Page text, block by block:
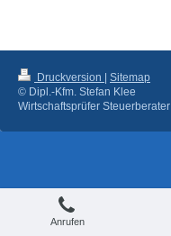
Druckversion | Sitemap
© Dipl.-Kfm. Stefan Klee
Wirtschaftsprüfer Steuerberater
Anrufen